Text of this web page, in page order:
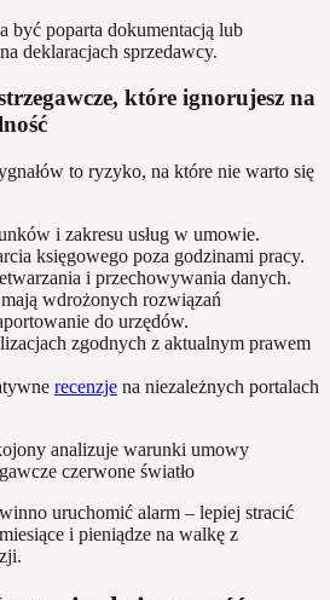
być poparta dokumentacją lub
deklaracjach sprzedawcy.
które ignorujesz na
to ryzyko, na które nie warto się
i zakresu usług w umowie.
księgowego poza godzinami pracy.
i przechowywania danych.
wdrożonych rozwiązań
do urzędów.
zgodnych z aktualnym prawem
recenzje na niezależnych portalach
uruchomić alarm – lepiej stracić
i pieniądze na walkę z